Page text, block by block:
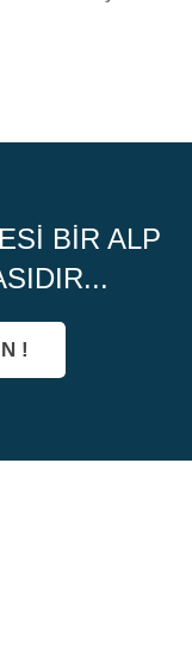
BIR ALP
!